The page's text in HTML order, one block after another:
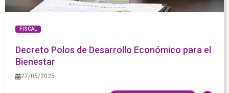
FISCAL
Decreto Polos de Desarrollo Económico para el
Bienestar
27/05/2025